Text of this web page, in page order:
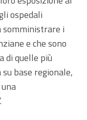
ospedali
somministrare i
e che sono
di quelle più
base regionale,